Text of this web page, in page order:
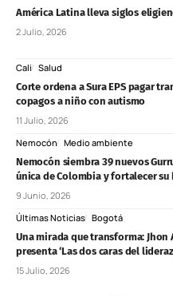
América Latina lleva siglos
2 Julio, 2026
Cali Salud
Corte ordena a Sura EPS pagar
copagos a niño con autismo
11 Julio, 2026
Nemocón Medio ambiente
Nemocón siembra 39 nuevos
única de Colombia y fortalecer
9 Junio, 2026
Últimas Noticias Bogotá
Una mirada que transforma:
presenta ‘Las dos caras del
15 Julio, 2026